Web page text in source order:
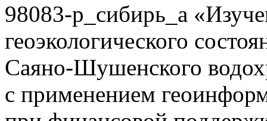
98083-р_сибирь_а
геоэкологического
Саяно-Шушенского
с применением